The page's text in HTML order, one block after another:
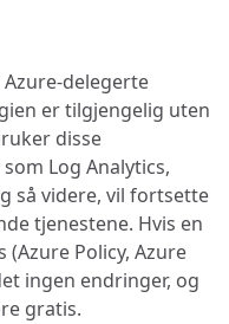
delegerte
er tilgjengelig uten
disse
Log Analytics,
så videre, vil fortsette
tjenestene. Hvis en
Policy, Azure
ingen endringer, og
gratis.